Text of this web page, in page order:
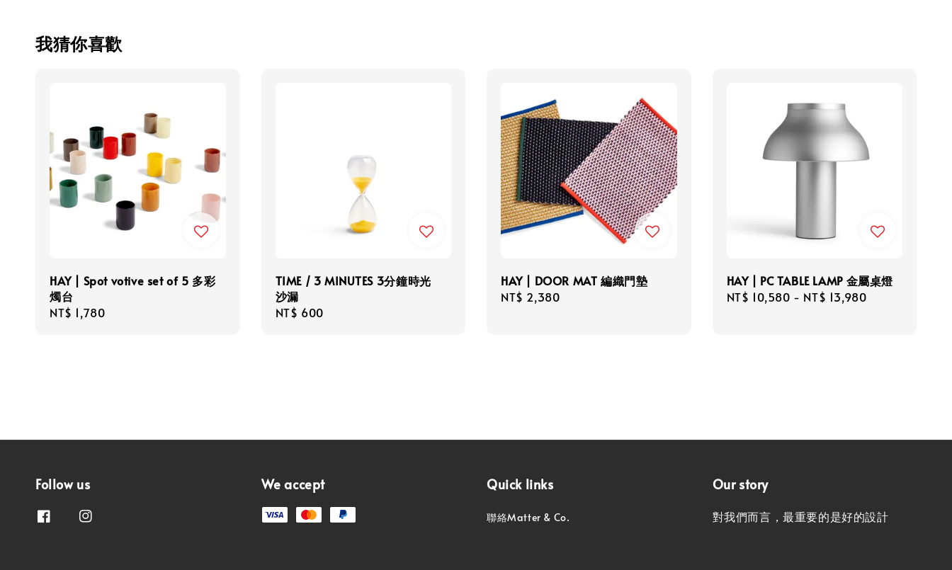
我猜你喜歡
HAY | Spot votive set of 5 多彩
燭台
Regular
NT$ 1,780
TIME / 3 MINUTES 3分鐘時光
沙漏
Regular
NT$ 600
HAY | DOOR MAT 編織門墊
Regular
NT$ 2,380
HAY | PC TABLE LAMP 金屬桌燈
Regular
NT$ 10,580 - NT$ 13,980
Follow us We accept Quick links
聯絡Matter & Co.
Our story
對我們而言，最重要的是好的設計